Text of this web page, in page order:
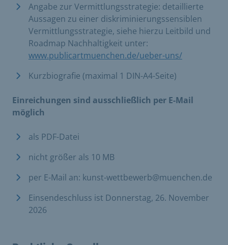
Angabe zur Vermittlungsstrategie: detaillierte
Aussagen zu einer diskriminierungssensiblen
Vermittlungsstrategie, siehe hierzu Leitbild und
Roadmap Nachhaltigkeit unter:
www.publicartmuenchen.de/ueber-uns/
Kurzbiografie (maximal 1 DIN-A4-Seite)
Einreichungen sind ausschließlich per E-Mail
möglich
​als PDF-Datei
nicht größer als 10 MB
per E-Mail an: kunst-wettbewerb@muenchen.de
Einsendeschluss ist Donnerstag, 26. November
2026